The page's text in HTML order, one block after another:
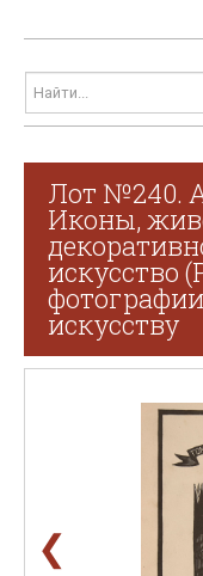
Лот №240.
Иконы,
искусство
искусству
❮